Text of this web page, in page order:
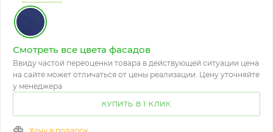
Смотреть все цвета фасадов
Ввиду частой переоценки товара в действующей ситуации цена
на сайте может отличаться от цены реализации. Цену уточняйте
у менеджера
КУПИТЬ В 1 КЛИК